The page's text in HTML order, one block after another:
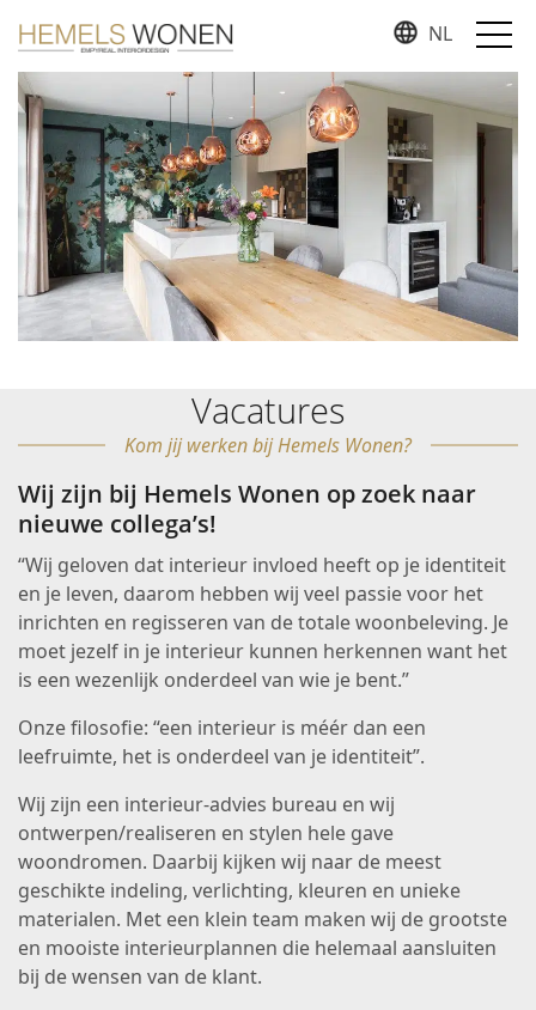
NL
Vacatures
Kom jij werken bij Hemels Wonen?
Wij zijn bij Hemels Wonen op zoek naar
nieuwe collega’s!
“Wij geloven dat interieur invloed heeft op je identiteit
en je leven, daarom hebben wij veel passie voor het
inrichten en regisseren van de totale woonbeleving. Je
moet jezelf in je interieur kunnen herkennen want het
is een wezenlijk onderdeel van wie je bent.”
Onze filosofie: “een interieur is méér dan een
leefruimte, het is onderdeel van je identiteit”.
Wij zijn een interieur-advies bureau en wij
ontwerpen/realiseren en stylen hele gave
woondromen. Daarbij kijken wij naar de meest
geschikte indeling, verlichting, kleuren en unieke
materialen. Met een klein team maken wij de grootste
en mooiste interieurplannen die helemaal aansluiten
bij de wensen van de klant.